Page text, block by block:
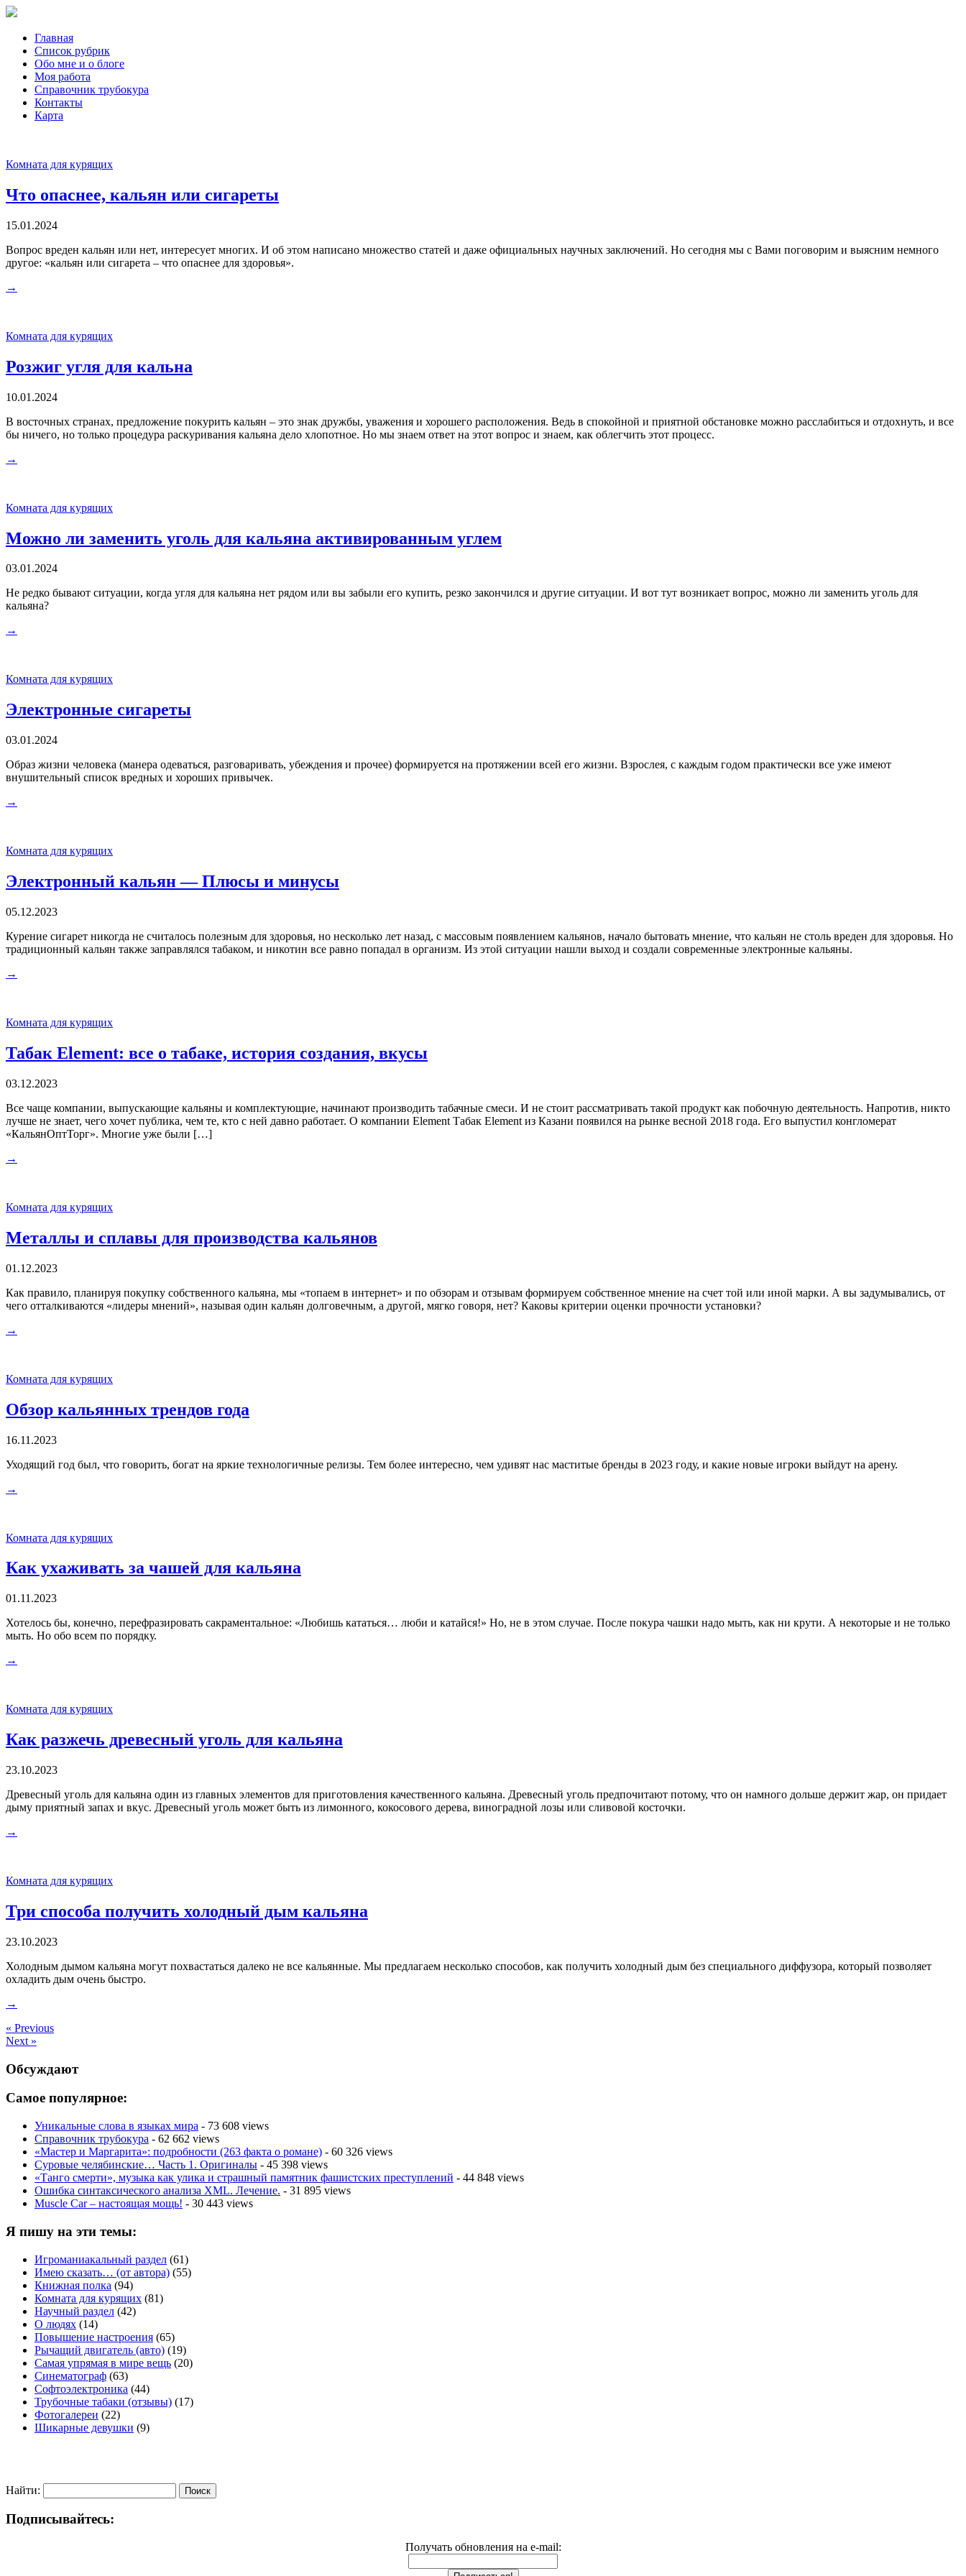
Главная
Список рубрик
Обо мне и о блоге
Моя работа
Справочник трубокура
Контакты
Карта
Комната для курящих
Что опаснее, кальян или сигареты
15.01.2024
Вопрос вреден кальян или нет, интересует многих. И об этом написано множество статей и даже официальных научных заключений. Но сегодня мы с Вами поговорим и выясним немного
другое: «кальян или сигарета – что опаснее для здоровья».
→
Комната для курящих
Розжиг угля для кальна
10.01.2024
В восточных странах, предложение покурить кальян – это знак дружбы, уважения и хорошего расположения. Ведь в спокойной и приятной обстановке можно расслабиться и отдохнуть, и все
бы ничего, но только процедура раскуривания кальяна дело хлопотное. Но мы знаем ответ на этот вопрос и знаем, как облегчить этот процесс.
→
Комната для курящих
Можно ли заменить уголь для кальяна активированным углем
03.01.2024
Не редко бывают ситуации, когда угля для кальяна нет рядом или вы забыли его купить, резко закончился и другие ситуации. И вот тут возникает вопрос, можно ли заменить уголь для
кальяна?
→
Комната для курящих
Электронные сигареты
03.01.2024
Образ жизни человека (манера одеваться, разговаривать, убеждения и прочее) формируется на протяжении всей его жизни. Взрослея, с каждым годом практически все уже имеют
внушительный список вредных и хороших привычек.
→
Комната для курящих
Электронный кальян — Плюсы и минусы
05.12.2023
Курение сигарет никогда не считалось полезным для здоровья, но несколько лет назад, с массовым появлением кальянов, начало бытовать мнение, что кальян не столь вреден для здоровья. Но
традиционный кальян также заправлялся табаком, и никотин все равно попадал в организм. Из этой ситуации нашли выход и создали современные электронные кальяны.
→
Комната для курящих
Табак Element: все о табаке, история создания, вкусы
03.12.2023
Все чаще компании, выпускающие кальяны и комплектующие, начинают производить табачные смеси. И не стоит рассматривать такой продукт как побочную деятельность. Напротив, никто
лучше не знает, чего хочет публика, чем те, кто с ней давно работает. О компании Element Табак Element из Казани появился на рынке весной 2018 года. Его выпустил конгломерат
«КальянОптТорг». Многие уже были […]
→
Комната для курящих
Металлы и сплавы для производства кальянов
01.12.2023
Как правило, планируя покупку собственного кальяна, мы «топаем в интернет» и по обзорам и отзывам формируем собственное мнение на счет той или иной марки. А вы задумывались, от
чего отталкиваются «лидеры мнений», называя один кальян долговечным, а другой, мягко говоря, нет? Каковы критерии оценки прочности установки?
→
Комната для курящих
Обзор кальянных трендов года
16.11.2023
Уходящий год был, что говорить, богат на яркие технологичные релизы. Тем более интересно, чем удивят нас маститые бренды в 2023 году, и какие новые игроки выйдут на арену.
→
Комната для курящих
Как ухаживать за чашей для кальяна
01.11.2023
Хотелось бы, конечно, перефразировать сакраментальное: «Любишь кататься… люби и катайся!» Но, не в этом случае. После покура чашки надо мыть, как ни крути. А некоторые и не только
мыть. Но обо всем по порядку.
→
Комната для курящих
Как разжечь древесный уголь для кальяна
23.10.2023
Древесный уголь для кальяна один из главных элементов для приготовления качественного кальяна. Древесный уголь предпочитают потому, что он намного дольше держит жар, он придает
дыму приятный запах и вкус. Древесный уголь может быть из лимонного, кокосового дерева, виноградной лозы или сливовой косточки.
→
Комната для курящих
Три способа получить холодный дым кальяна
23.10.2023
Холодным дымом кальяна могут похвастаться далеко не все кальянные. Мы предлагаем несколько способов, как получить холодный дым без специального диффузора, который позволяет
охладить дым очень быстро.
→
« Previous
Next »
Обсуждают
Самое популярное:
Уникальные слова в языках мира - 73 608 views
Справочник трубокура - 62 662 views
«Мастер и Маргарита»: подробности (263 факта о романе) - 60 326 views
Суровые челябинские… Часть 1. Оригиналы - 45 398 views
«Танго смерти», музыка как улика и страшный памятник фашистских преступлений - 44 848 views
Ошибка синтаксического анализа XML. Лечение. - 31 895 views
Muscle Car – настоящая мощь! - 30 443 views
Я пишу на эти темы:
Игроманиакальный раздел (61)
Имею сказать… (от автора) (55)
Книжная полка (94)
Комната для курящих (81)
Научный раздел (42)
О людях (14)
Повышение настроения (65)
Рычащий двигатель (авто) (19)
Самая упрямая в мире вещь (20)
Синематограф (63)
Софтоэлектроника (44)
Трубочные табаки (отзывы) (17)
Фотогалереи (22)
Шикарные девушки (9)
Найти:
Подписывайтесь:
Получать обновления на e-mail: